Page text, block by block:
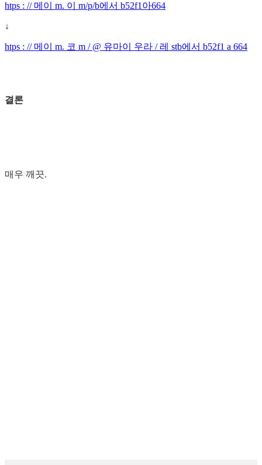
htps : // 메이 m. 이 m/p/b에서 b52f1아664
↓
htps : // 메이 m. 코 m / @ 유마이 우라 / 레 stb에서 b52f1 a 664
결론
매우 깨끗.